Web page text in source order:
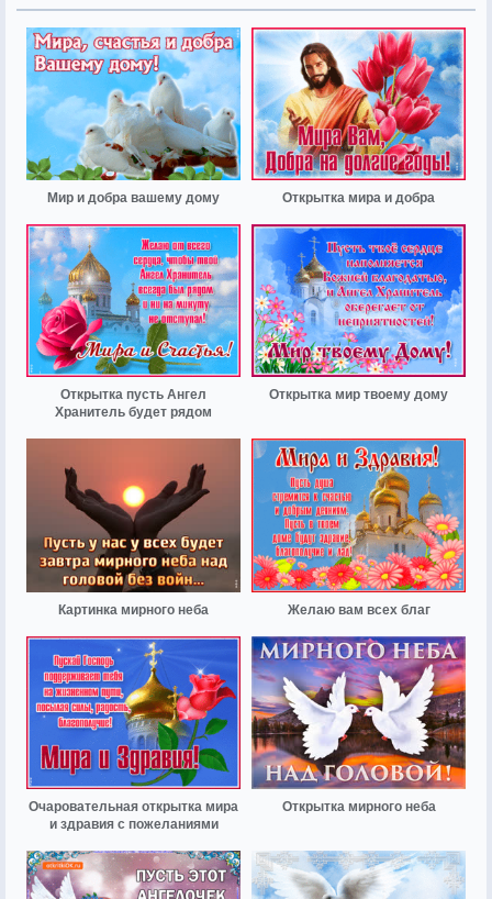
Мир и добра вашему дому Открытка мира и добра
Открытка пусть Ангел
Хранитель будет рядом
Открытка мир твоему дому
Картинка мирного неба Желаю вам всех благ
Очаровательная открытка мира
и здравия с пожеланиями
Открытка мирного неба